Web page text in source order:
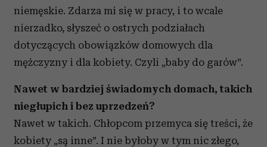
niemęskie. Zdarza mi się w pracy, i to wcale
nierzadko, słyszeć o ostrych podziałach
dotyczących obowiązków domowych dla
mężczyzny i dla kobiety. Czyli „baby do garów”.
Nawet w bardziej świadomych domach, takich
niegłupich i bez uprzedzeń?
Nawet w takich. Chłopcom przemyca się treści, że
kobiety „są inne”. I nie byłoby w tym nic złego,